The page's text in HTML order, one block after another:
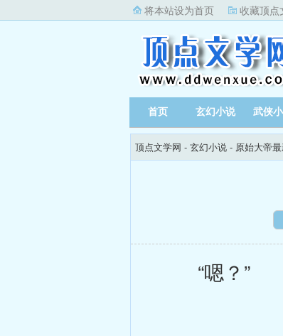
将本站设为首页 收藏顶点
首页 玄幻小说 武侠
顶点文学网 - 玄幻小说 - 原始大帝
“嗯？”